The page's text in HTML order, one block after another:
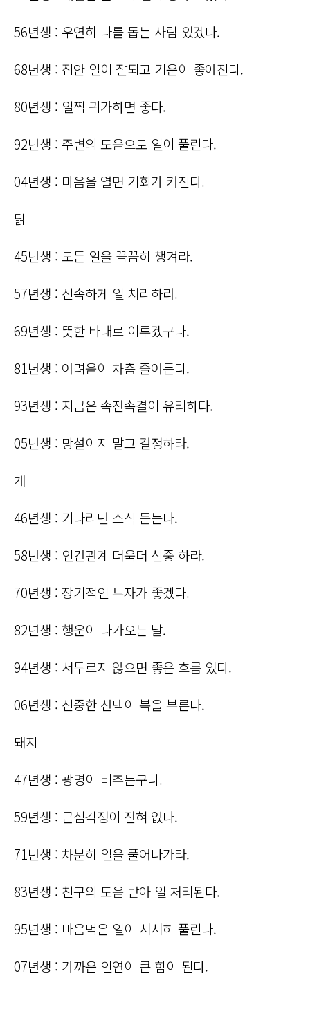
56년생 : 우연히 나를 돕는 사람 있겠다.
68년생 : 집안 일이 잘되고 기운이 좋아진다.
80년생 : 일찍 귀가하면 좋다.
92년생 : 주변의 도움으로 일이 풀린다.
04년생 : 마음을 열면 기회가 커진다.
닭
45년생 : 모든 일을 꼼꼼히 챙겨라.
57년생 : 신속하게 일 처리하라.
69년생 : 뜻한 바대로 이루겠구나.
81년생 : 어려움이 차츰 줄어든다.
93년생 : 지금은 속전속결이 유리하다.
05년생 : 망설이지 말고 결정하라.
개
46년생 : 기다리던 소식 듣는다.
58년생 : 인간관계 더욱더 신중 하라.
70년생 : 장기적인 투자가 좋겠다.
82년생 : 행운이 다가오는 날.
94년생 : 서두르지 않으면 좋은 흐름 있다.
06년생 : 신중한 선택이 복을 부른다.
돼지
47년생 : 광명이 비추는구나.
59년생 : 근심걱정이 전혀 없다.
71년생 : 차분히 일을 풀어나가라.
83년생 : 친구의 도움 받아 일 처리된다.
95년생 : 마음먹은 일이 서서히 풀린다.
07년생 : 가까운 인연이 큰 힘이 된다.